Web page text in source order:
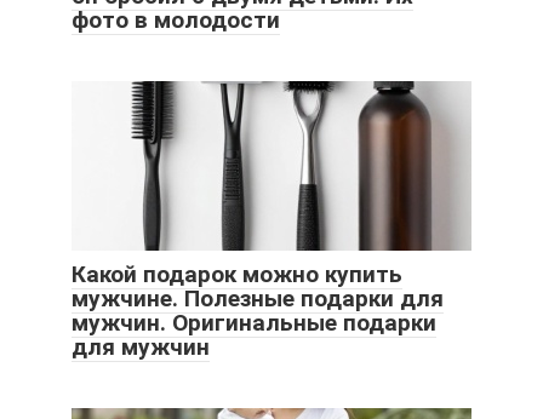
фото в молодости
Какой подарок можно купить
мужчине. Полезные подарки для
мужчин. Оригинальные подарки
для мужчин